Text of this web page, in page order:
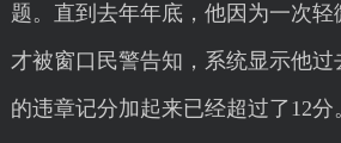
题。直到去年年底，他因为一次轻
才被窗口民警告知，系统显示他过
的违章记分加起来已经超过了12